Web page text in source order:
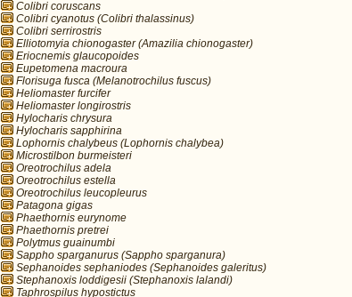
Colibri coruscans
Colibri cyanotus (Colibri thalassinus)
Colibri serrirostris
Elliotomyia chionogaster (Amazilia chionogaster)
Eriocnemis glaucopoides
Eupetomena macroura
Florisuga fusca (Melanotrochilus fuscus)
Heliomaster furcifer
Heliomaster longirostris
Hylocharis chrysura
Hylocharis sapphirina
Lophornis chalybeus (Lophornis chalybea)
Microstilbon burmeisteri
Oreotrochilus adela
Oreotrochilus estella
Oreotrochilus leucopleurus
Patagona gigas
Phaethornis eurynome
Phaethornis pretrei
Polytmus guainumbi
Sappho sparganurus (Sappho sparganura)
Sephanoides sephaniodes (Sephanoides galeritus)
Stephanoxis loddigesii (Stephanoxis lalandi)
Taphrospilus hypostictus